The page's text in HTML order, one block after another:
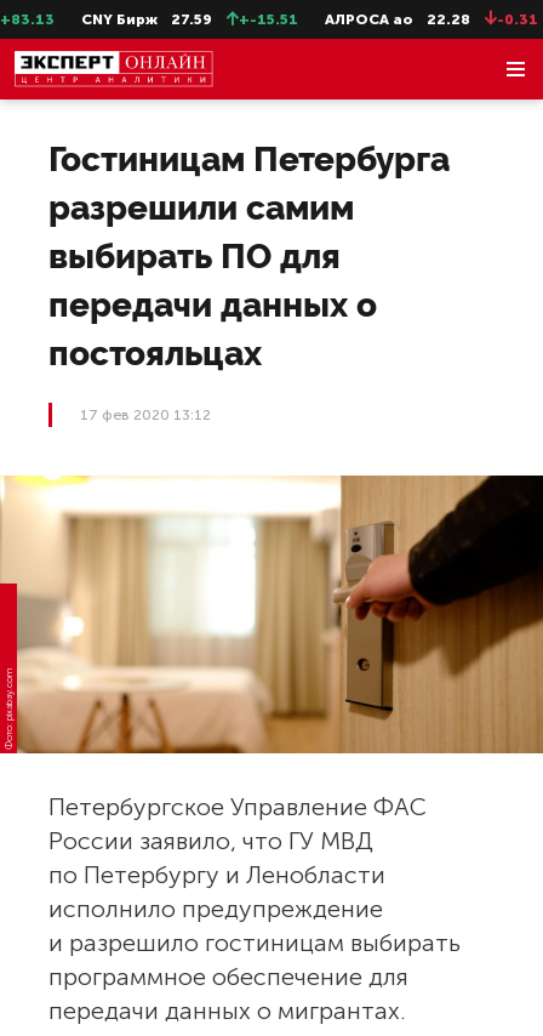
CNY Бирж 27.59 +-15.51 АЛРОСА ао 22.28 -0.31
Гостиницам Петербурга
разрешили самим
выбирать ПО для
передачи данных о
постояльцах
17 фев 2020 13:12
Фото: pixabay.com
Петербургское Управление ФАС
России заявило, что ГУ МВД
по Петербургу и Ленобласти
исполнило предупреждение
и разрешило гостиницам выбирать
программное обеспечение для
передачи данных о мигрантах.